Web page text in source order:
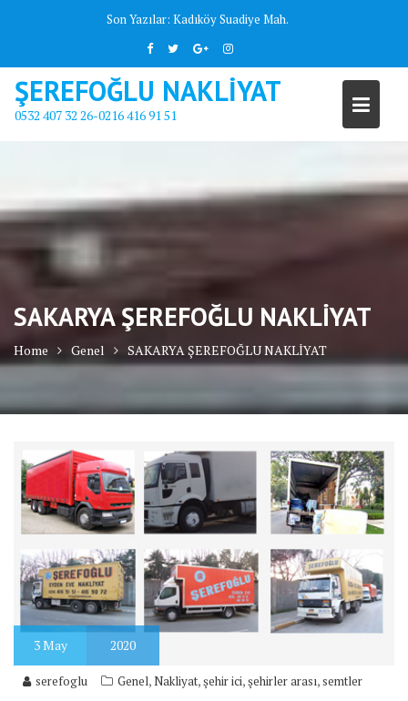
Son Yazılar: Kadıköy Suadiye Mah.
ŞEREFOĞLU NAKLİYAT
0532 407 32 26-0216 416 91 51
SAKARYA ŞEREFOĞLU NAKLİYAT
Home Genel SAKARYA ŞEREFOĞLU NAKLİYAT
3May 2020
serefoglu Genel, Nakliyat,şehir ici,şehirler arası,semtler